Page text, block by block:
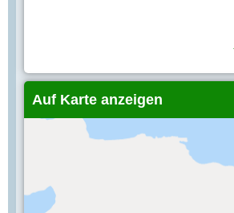
Auf Karte anzeigen